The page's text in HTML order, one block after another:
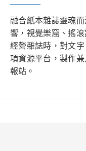
融合紙本雜誌靈魂
響，視覺樂窟、搖
經營雜誌時，對文
項資源平台，製作
報站。